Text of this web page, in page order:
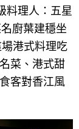
料理人：五星
廚葉建穩坐
港式料理吃
菜、港式甜
客對香江風